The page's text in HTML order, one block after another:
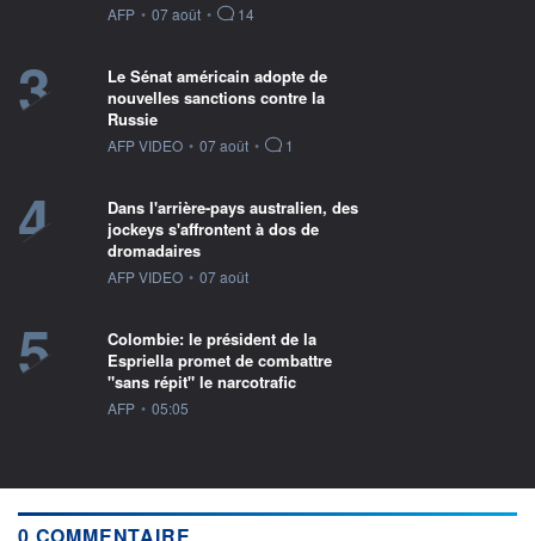
information fournie par
AFP • 07 août • 14
3
Le Sénat américain adopte de
nouvelles sanctions contre la
Russie
information fournie par
AFP VIDEO • 07 août • 1
4
Dans l'arrière-pays australien, des
jockeys s'affrontent à dos de
dromadaires
information fournie par
AFP VIDEO • 07 août
5
Colombie: le président de la
Espriella promet de combattre
"sans répit" le narcotrafic
information fournie par
AFP • 05:05